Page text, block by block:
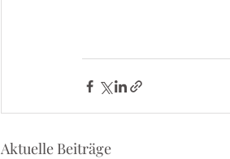
Aktuelle Beiträge